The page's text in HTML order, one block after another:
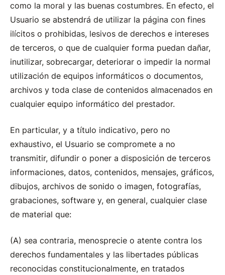
como la moral y las buenas costumbres. En efecto, el
Usuario se abstendrá de utilizar la página con fines
ilícitos o prohibidas, lesivos de derechos e intereses
de terceros, o que de cualquier forma puedan dañar,
inutilizar, sobrecargar, deteriorar o impedir la normal
utilización de equipos informáticos o documentos,
archivos y toda clase de contenidos almacenados en
cualquier equipo informático del prestador.
En particular, y a título indicativo, pero no
exhaustivo, el Usuario se compromete a no
transmitir, difundir o poner a disposición de terceros
informaciones, datos, contenidos, mensajes, gráficos,
dibujos, archivos de sonido o imagen, fotografías,
grabaciones, software y, en general, cualquier clase
de material que:
sea contraria, menosprecie o atente contra los
derechos fundamentales y las libertades públicas
reconocidas constitucionalmente, en tratados